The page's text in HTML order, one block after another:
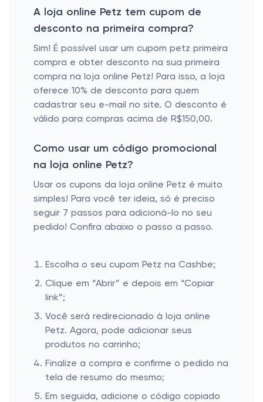
A loja online Petz tem cupom de
desconto na primeira compra?
Sim! É possível usar um cupom petz primeira
compra e obter desconto na sua primeira
compra na loja online Petz! Para isso, a loja
oferece 10% de desconto para quem
cadastrar seu e-mail no site. O desconto é
válido para compras acima de R$150,00.
Como usar um código promocional
na loja online Petz?
Usar os cupons da loja online Petz é muito
simples! Para você ter ideia, só é preciso
seguir 7 passos para adicioná-lo no seu
pedido! Confira abaixo o passo a passo.
Escolha o seu cupom Petz na Cashbe;
Clique em “Abrir” e depois em “Copiar
link”;
Você será redirecionado à loja online
Petz. Agora, pode adicionar seus
produtos no carrinho;
Finalize a compra e confirme o pedido na
tela de resumo do mesmo;
Em seguida, adicione o código copiado